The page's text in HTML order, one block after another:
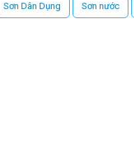
Sơn Dân Dụng Sơn nước